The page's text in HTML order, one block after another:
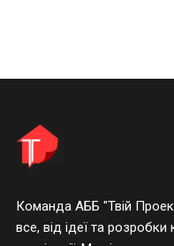
Команда АББ "Твій
все, від ідеї та розробки